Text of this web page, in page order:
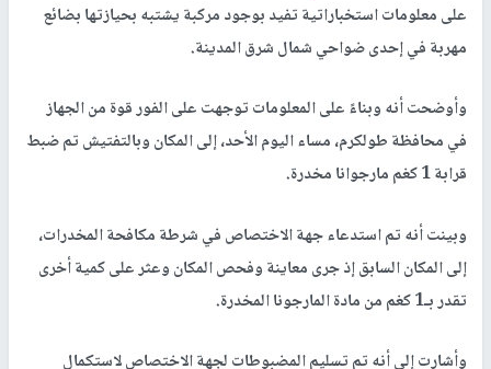
على معلومات استخباراتية تفيد بوجود مركبة يشتبه بحيازتها بضائع
مهربة في إحدى ضواحي شمال شرق المدينة.
وأوضحت أنه وبناءً على المعلومات توجهت على الفور قوة من الجهاز
في محافظة طولكرم، مساء اليوم الأحد، إلى المكان وبالتفتيش تم ضبط
قرابة 1 كغم مارجوانا مخدرة.
وبينت أنه تم استدعاء جهة الاختصاص في شرطة مكافحة المخدرات،
إلى المكان السابق إذ جرى معاينة وفحص المكان وعثر على كمية أخرى
تقدر بـ1 كغم من مادة المارجونا المخدرة.
وأشارت إلى أنه تم تسليم المضبوطات لجهة الاختصاص لاستكمال